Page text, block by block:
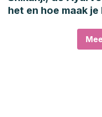
het en hoe maak je